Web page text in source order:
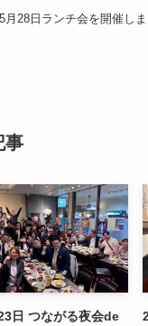
月28日ランチ会を開催しま
事
日 つながる夜会de